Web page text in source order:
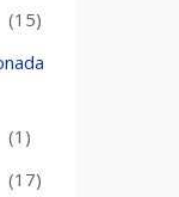
(15)
(1)
(17)